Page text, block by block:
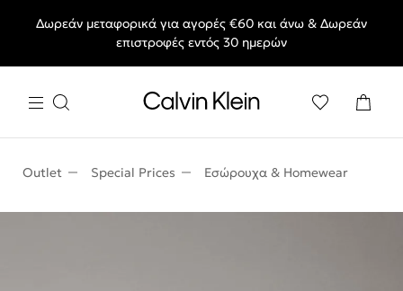
End of Season Deals: Αγαπημένα styles, στις τιμές που θες.
Δωρεάν μεταφορικά για αγορές €60 και άνω & Δωρεάν
επιστροφές εντός 30 ημερών
Outlet Special Prices Εσώρουχα & Homewear